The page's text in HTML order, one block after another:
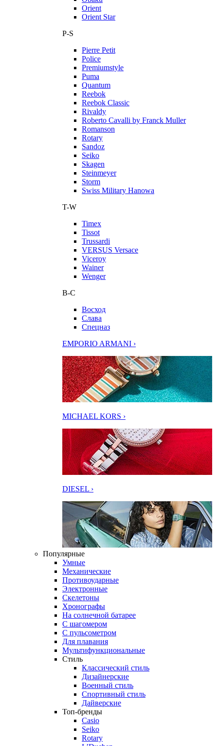
Orient
Orient Star
P-S
Pierre Petit
Police
Premiumstyle
Puma
Quantum
Reebok
Reebok Classic
Rivaldy
Roberto Cavalli by Franck Muller
Romanson
Rotary
Sandoz
Seiko
Skagen
Steinmeyer
Storm
Swiss Military Hanowa
T-W
Timex
Tissot
Trussardi
VERSUS Versace
Viceroy
Wainer
Wenger
В-С
Восход
Слава
Спецназ
EMPORIO ARMANI ›
MICHAEL KORS ›
DIESEL ›
Популярные
Умные
Механические
Противоударные
Электронные
Скелетоны
Хронографы
На солнечной батарее
С шагомером
С пульсометром
Для плавания
Мультифункциональные
Стиль
Классический стиль
Дизайнерские
Военный стиль
Спортивный стиль
Дайверские
Топ-бренды
Casio
Seiko
Rotary